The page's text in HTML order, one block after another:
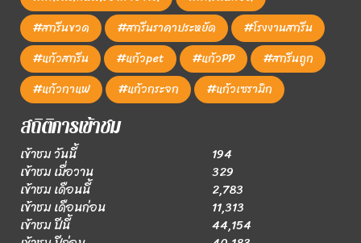
#สกรีนขวด
#สกรีนราคาประหยัด
#โรงงานสกรีน
#แก้วสกรีน
#แก้วpet #แก้วPP
#สกรีนถูก
#แก้วกาแฟ
#แก้วกระจก #แก้วเซรามิก
สถิติการเข้าชม
เข้าชม วันนี้
194
เข้าชม เมื่อวาน
329
เข้าชม เดือนนี้
2,783
เข้าชม เดือนก่อน
11,313
เข้าชม ปีนี้
44,154